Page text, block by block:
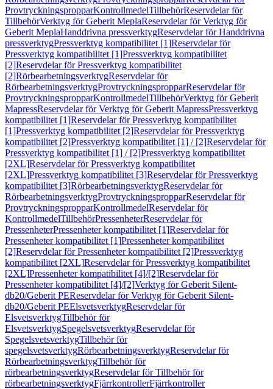
ProvtryckningspropparKontrollmedelTillbehörReservdelar för
TillbehörVerktyg för Geberit MeplaReservdelar för Verktyg för
Geberit MeplaHanddrivna pressverktygReservdelar för Handdrivna
pressverktygPressverktyg kompatibilitet [1]Reservdelar för
Pressverktyg kompatibilitet [1]Pressverktyg kompatibilitet
[2]Reservdelar för Pressverktyg kompatibilitet
[2]RörbearbetningsverktygReservdelar för
RörbearbetningsverktygProvtryckningspropparReservdelar för
ProvtryckningspropparKontrollmedelTillbehörVerktyg för Geberit
MapressReservdelar för Verktyg för Geberit MapressPressverktyg
kompatibilitet [1]Reservdelar för Pressverktyg kompatibilitet
[1]Pressverktyg kompatibilitet [2]Reservdelar för Pressverktyg
kompatibilitet [2]Pressverktyg kompatibilitet [1] / [2]Reservdelar för
Pressverktyg kompatibilitet [1] / [2]Pressverktyg kompatibilitet
[2XL]Reservdelar för Pressverktyg kompatibilitet
[2XL]Pressverktyg kompatibilitet [3]Reservdelar för Pressverktyg
kompatibilitet [3]RörbearbetningsverktygReservdelar för
RörbearbetningsverktygProvtryckningspropparReservdelar för
ProvtryckningspropparKontrollmedelReservdelar för
KontrollmedelTillbehörPressenheterReservdelar för
PressenheterPressenheter kompatibilitet [1]Reservdelar för
Pressenheter kompatibilitet [1]Pressenheter kompatibilitet
[2]Reservdelar för Pressenheter kompatibilitet [2]Pressverktyg
kompatibilitet [2XL]Reservdelar för Pressverktyg kompatibilitet
[2XL]Pressenheter kompatibilitet [4]/[2]Reservdelar för
Pressenheter kompatibilitet [4]/[2]Verktyg för Geberit Silent-
db20/Geberit PEReservdelar för Verktyg för Geberit Silent-
db20/Geberit PEElsvetsverktygReservdelar för
ElsvetsverktygTillbehör för
ElsvetsverktygSpegelsvetsverktygReservdelar för
SpegelsvetsverktygTillbehör för
spegelsvetsverktygRörbearbetningsverktygReservdelar för
RörbearbetningsverktygTillbehör för
rörbearbetningsverktygReservdelar för Tillbehör för
rörbearbetningsverktygFjärrkontrollerFjärrkontroller